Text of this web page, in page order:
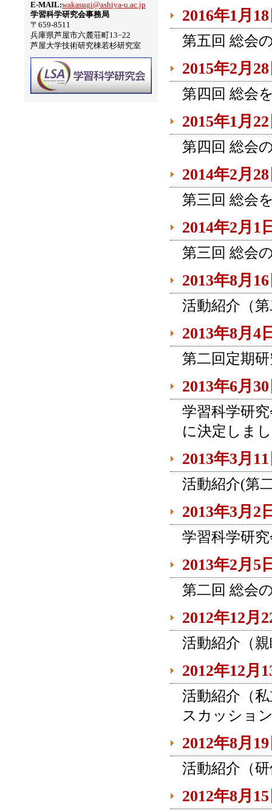
E-MAIL:wakasugi@ashiya-u.ac.jp
学習科学研究会事務局
〒659-8511
兵庫県芦屋市六麓荘町13−22
芦屋大学技術研究棟若杉研究室
2016年1月
第五回 総会
2015年2月
第四回 総会
2015年1月
第四回 総会
2014年2月
第三回 総会
2014年2月1
第三回 総会
2013年8月
活動紹介（
2013年8月4
第二回定期
2013年6月
学習科学研
に決定しま
2013年3月
活動紹介(第
2013年3月2
学習科学研
2013年2月5
第二回 総会
2012年12月
活動紹介（
2012年12月
活動紹介（
スカッショ
2012年8月
活動紹介（
2012年8月